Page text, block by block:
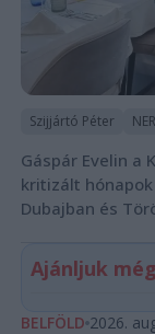
Szijjártó Péter NER
Gáspár Evelin a
kritizált
Dubajban és
Ajánljuk még
BELFÖLD 2026.